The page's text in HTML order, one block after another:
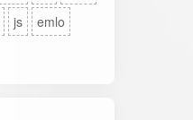
js
emlo